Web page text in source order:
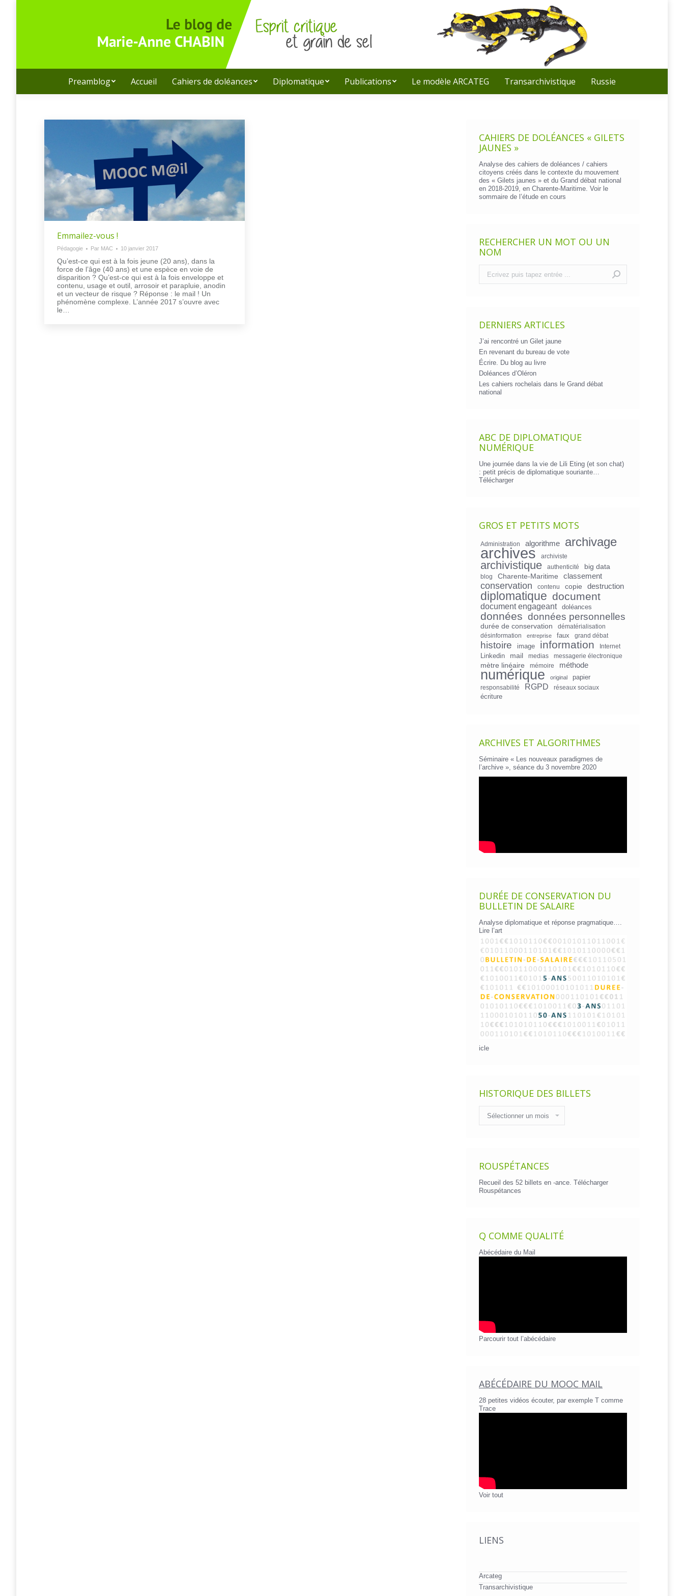
Recherche
:
Preamblog Accueil Cahiers de doléances Diplomatique Publications Le modèle ARCATEG Transarchivistique Russie
Emmailez-vous !
Pédagogie Par MAC 10 janvier 2017
Qu’est-ce qui est à la fois jeune (20 ans), dans la
force de l’âge (40 ans) et une espèce en voie de
disparition ? Qu’est-ce qui est à la fois enveloppe et
contenu, usage et outil, arrosoir et parapluie, anodin
et un vecteur de risque ? Réponse : le mail ! Un
phénomène complexe. L’année 2017 s’ouvre avec
le…
CAHIERS DE DOLÉANCES « GILETS
JAUNES »
Analyse des cahiers de doléances / cahiers
citoyens créés dans le contexte du mouvement
des « Gilets jaunes » et du Grand débat national
en 2018-2019, en Charente-Maritime. Voir le
sommaire de l’étude en cours
RECHERCHER UN MOT OU UN
NOM
DERNIERS ARTICLES
J’ai rencontré un Gilet jaune
En revenant du bureau de vote
Écrire. Du blog au livre
Doléances d’Oléron
Les cahiers rochelais dans le Grand débat
national
ABC DE DIPLOMATIQUE
NUMÉRIQUE
Une journée dans la vie de Lili Eting (et son chat)
: petit précis de diplomatique souriante…
Télécharger
GROS ET PETITS MOTS
Administration algorithme archivage
archives archiviste
archivistique authenticité big data
blog Charente-Maritime classement
conservation contenu copie destruction
diplomatique document
document engageant doléances
données données personnelles
durée de conservation
dématérialisation
désinformation
entreprise faux grand débat
histoire image information Internet
Linkedin mail medias messagerie électronique
mètre linéaire mémoire méthode
numérique original papier
responsabilité RGPD réseaux sociaux
écriture
ARCHIVES ET ALGORITHMES
Séminaire « Les nouveaux paradigmes de
l’archive », séance du 3 novembre 2020
DURÉE DE CONSERVATION DU
BULLETIN DE SALAIRE
Analyse diplomatique et réponse pragmatique….
Lire l’art
icle
HISTORIQUE DES BILLETS
des
billets
ROUSPÉTANCES
Recueil des 52 billets en -ance. Télécharger
Rouspétances
Q COMME QUALITÉ
Abécédaire du Mail
Parcourir tout l’abécédaire
ABÉCÉDAIRE DU MOOC MAIL
28 petites vidéos écouter, par exemple T comme
Trace
Voir tout
LIENS
Arcateg
Transarchivistique